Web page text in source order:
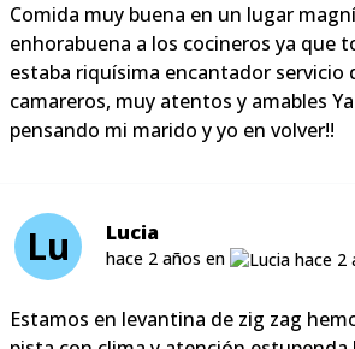
Comida muy buena en un lugar
enhorabuena a los cocineros ya que
estaba riquísima encantador servicio
camareros, muy atentos y amables
pensando mi marido y yo en volver!!
Lu Lucia
hace 2 años en
Estamos en levantina de zig zag